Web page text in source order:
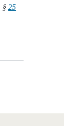
§25